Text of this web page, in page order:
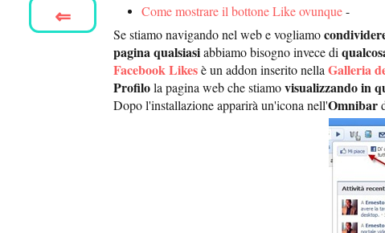
Come mostrare il bottone Like ovunque-
Se stiamo navigando nel web e vogliamo
pagina qualsiasiabbiamo bisogno invece di
Facebook Likesè un addon inserito nella Galleria
Profilola pagina web che stiamovisualizzando in
Dopo l'installazione apparirà un'icona nell'Omnibar
⇐